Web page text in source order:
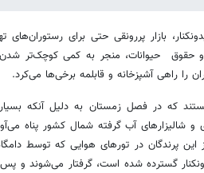
بازار پررونقی حتی برای
حقوق حیوانات، منجر به کمی کوچک‌تر شدن
را راهی آشپزخانه و قابلمه برخی‌ها می‌کرد.
هستند که در فصل زمستان به دلیل آنکه
و شالیزارهای آب گرفته شمال کشور پناه
پرندگان در تورهای هوایی که توسط
گسترده شده است، گرفتار می‌شوند و پس